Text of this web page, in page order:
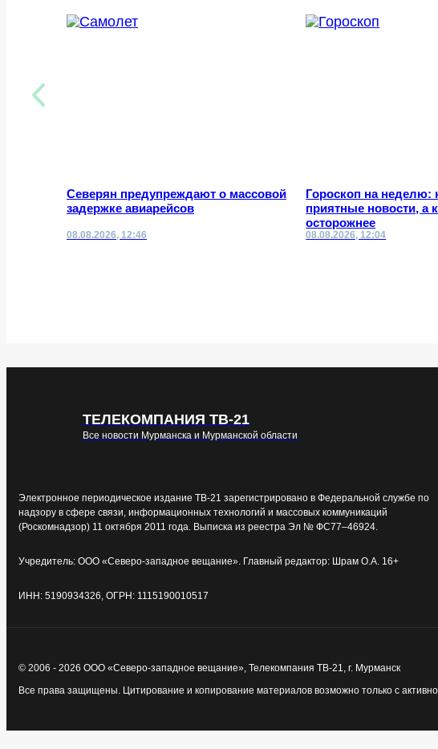
Северян предупреждают о массовой
задержке авиарейсов
08.08.2026, 12:46
Гороскоп на неделю:
приятные новости, а
осторожнее
08.08.2026, 12:04
ТЕЛЕКОМПАНИЯ ТВ-21
Все новости Мурманска и Мурманской области
Электронное периодическое издание ТВ-21 зарегистрировано в Федеральной службе по
надзору в сфере связи, информационных технологий и массовых коммуникаций
(Роскомнадзор) 11 октября 2011 года. Выписка из реестра Эл № ФС77–46924.
Учредитель: ООО «Северо-западное вещание». Главный редактор: Шрам О.А. 16+
ИНН: 5190934326, ОГРН: 1115190010517
© 2006 - 2026 ООО «Северо-западное вещание», Телекомпания ТВ-21, г. Мурманск
Все права защищены. Цитирование и копирование материалов возможно только с